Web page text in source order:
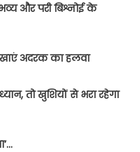
और परी बिश्नोई के
खाएं अदरक का हलवा
तो खुशियों से भरा रहेगा